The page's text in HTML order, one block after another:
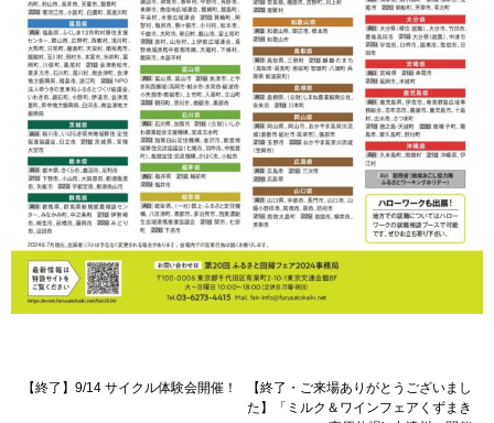
投【終了】9/14 サイクル体験会開催！
【終了・ご来場ありがとうございまし
た】「ミルク＆ワインフェアくずまき